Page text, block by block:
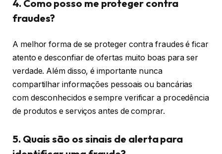
4. Como posso me proteger contra
fraudes?
A melhor forma de se proteger contra fraudes é ficar
atento e desconfiar de ofertas muito boas para ser
verdade. Além disso, é importante nunca
compartilhar informações pessoais ou bancárias
com desconhecidos e sempre verificar a procedência
de produtos e serviços antes de comprar.
5. Quais são os sinais de alerta para